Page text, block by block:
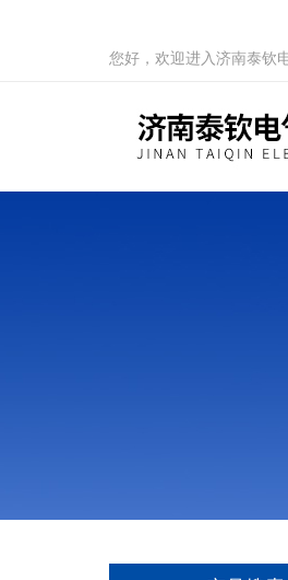
您好，欢迎进入济南泰钦